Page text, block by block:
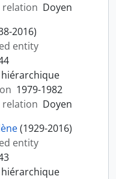
relation Doyen
2016)
entity
hiérarchique
1979-1982
relation Doyen
(1929-2016)
entity
hiérarchique